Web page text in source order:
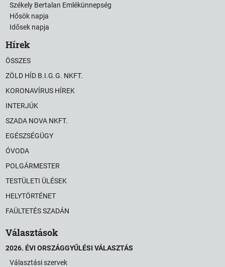
Székely Bertalan Emlékünnepség
Hősök napja
Idősek napja
Hírek
ÖSSZES
ZÖLD HÍD B.I.G.G. NKFT.
KORONAVÍRUS HÍREK
INTERJÚK
SZADA NOVA NKFT.
EGÉSZSÉGÜGY
ÓVODA
POLGÁRMESTER
TESTÜLETI ÜLÉSEK
HELYTÖRTÉNET
FAÜLTETÉS SZADÁN
Választások
2026. ÉVI ORSZÁGGYŰLÉSI VÁLASZTÁS
Választási szervek